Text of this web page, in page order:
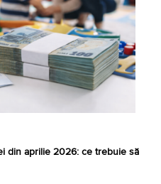
din aprilie 2026: ce trebuie să